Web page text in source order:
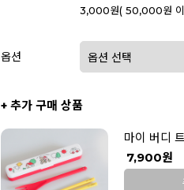
3,000원( 50,000원 이
옵션
+ 추가 구매 상품
마이 버디
7,900원